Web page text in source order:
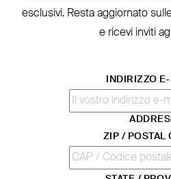
esclusivi. Resta aggiornato
e ricevi inviti
INDIRIZZO
ZIP / POSTAL